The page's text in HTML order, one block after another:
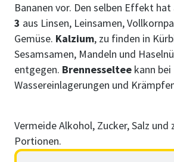
Bananen vor. Den selben Effekt hat
3 aus Linsen, Leinsamen,
Gemüse. Kalzium, zu finden in
Sesamsamen, Mandeln und
entgegen. Brennesseltee kann bei
Wassereinlagerungen und
Vermeide Alkohol, Zucker, Salz und
Portionen.